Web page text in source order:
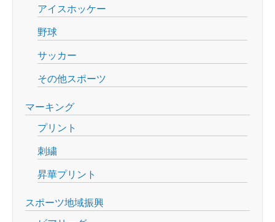
アイスホッケー
野球
サッカー
その他スポーツ
マーキング
プリント
刺繍
昇華プリント
スポーツ地域振興